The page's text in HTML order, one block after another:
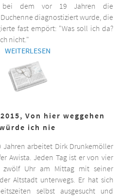
bei dem vor 19 Jahren die
diagnostiziert wurde, die
fast empört: "Was soll ich da?
nicht."
WEITERLESEN
Von hier weggehen
ich nie
Jahren arbeitet Dirk Drunkemöller
Awista. Jeden Tag ist er von vier
zwölf Uhr am Mittag mit seiner
Altstadt unterwegs. Er hat sich
selbst ausgesucht und